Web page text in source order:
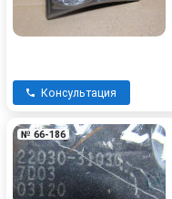
Консультация
№ 66-186